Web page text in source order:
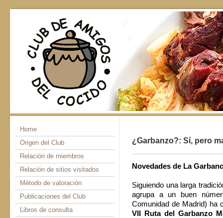
Home
Origen del Club
Relación de miembros
Relación de sitios visitados
Método de valoración
Publicaciones del Club
Libros de consulta
¿Garbanzo?: Sí, pero
Novedades de La
Siguiendo una larga
agrupa a un buen
Comunidad de Madrid) ha
VII Ruta del Garbanzo